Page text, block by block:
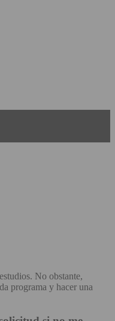
No obstante,
programa y hacer una